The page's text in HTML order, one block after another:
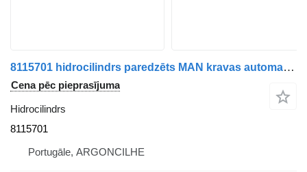
8115701 hidrocilindrs paredzēts MAN kravas automašīnas
Cena pēc pieprasījuma
Hidrocilindrs
8115701
Portugāle, ARGONCILHE